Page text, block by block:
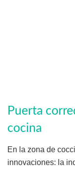
Puerta
cocina
En la zona de
innovaciones: la